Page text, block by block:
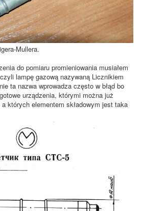
Mullera.
do pomiaru promieniowania musiałem
lampę gazową nazywaną Licznikiem
ta nazwa wprowadza często w błąd bo
urządzenia, którymi można już
których elementem składowym jest taka